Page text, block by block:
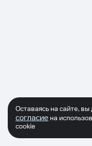
Оставаясь на сайте, вы
согласие на
cookie